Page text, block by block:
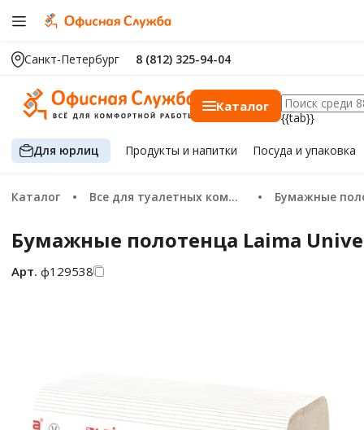
Санкт-Петербург 8 (812) 325-94-04
Каталог
{{tab}}
Для юрлиц Продуктыи напитки Посуда и упаковка
Каталог Все для туалетных комнат Бумажные
Бумажные полотенца Laima
Арт. ф129538